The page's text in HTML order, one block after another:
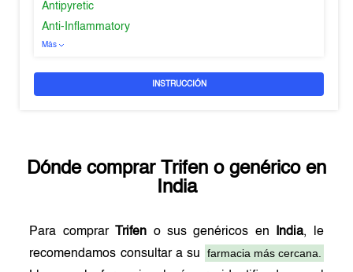
Antipyretic
Anti-Inflammatory
Más
INSTRUCCIÓN
Dónde comprar Trifen o genérico en
India
Para comprar Trifen o sus genéricos en India, le
recomendamos consultar a su
farmacia más cercana.